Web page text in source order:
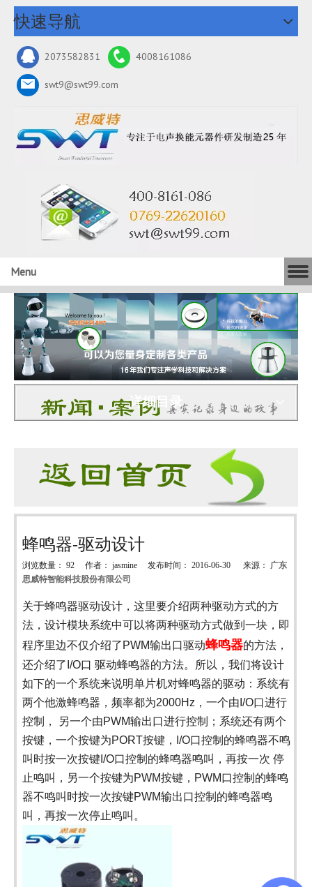
快速导航
2073582831 4008161086
swt9@swt99.com
Menu
详细目录
蜂鸣器-驱动设计
浏览数量： 92 作者： jasmine 发布时间： 2016-06-30 来源： 广东
思威特智能科技股份有限公司
关于蜂鸣器驱动设计， 这里要介绍两种驱动方式的方
法，设计模块系统中可以将两种驱动方式做到一块，即
程序里边不仅介绍了PWM输出口驱动蜂鸣器的方法，
还介绍了 I/O口 驱动蜂鸣器的方法。所以，我们将设计
如下的一个系统来说明单片机对蜂鸣器的驱动：系统有
两个他激蜂鸣器，频率都为2000Hz，一个由I/O口进行
控制， 另一个由PWM输出口进行控制；系统还有两个
按键，一个按键为PORT按键，I/O口控制的蜂鸣器不鸣
叫时按一次按键I/O口控制的蜂鸣器鸣叫，再按一次 停
止鸣叫，另一个按键为PWM按键，PWM口控制的蜂鸣
器不鸣叫时按一次按键PWM输出口控制的蜂鸣器鸣
叫，再按一次停止鸣叫。